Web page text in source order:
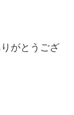
がとうござ